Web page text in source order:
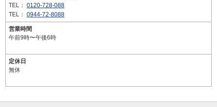
TEL： 0120-728-088
TEL： 0944-72-8088
営業時間
午前9時〜午後6時
定休日
無休